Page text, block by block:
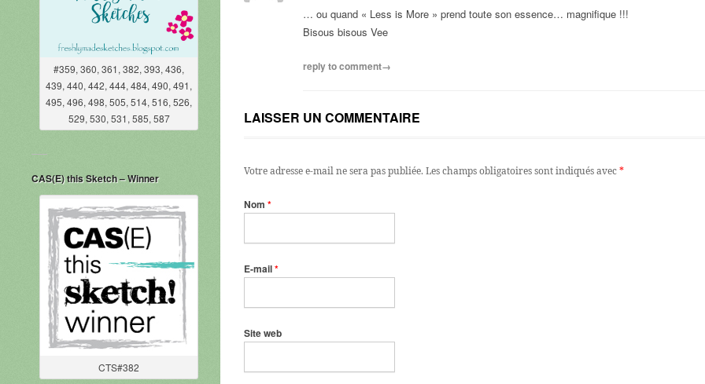
#359, 360, 361, 382, 393, 436,
439, 440, 442, 444, 484, 490, 491,
495, 496, 498, 505, 514, 516, 526,
529, 530, 531, 585, 587
CAS(E) this Sketch – Winner
CTS#382
… ou quand « Less is More » prend toute son essence… magnifique !!!
Bisous bisous Vee
reply to comment→
LAISSER UN COMMENTAIRE
Votre adresse e-mail ne sera pas publiée. Les champs obligatoires sont indiqués avec*
Nom *
E-mail*
Site web